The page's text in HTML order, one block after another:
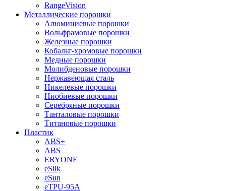
RangeVision
Металлические порошки
Алюминиевые порошки
Вольфрамовые порошки
Железные порошки
Кобальт-хромовые порошки
Медные порошки
Молибденовые порошки
Нержавеющая сталь
Никелевые порошки
Ниобиевые порошки
Серебряные порошки
Танталовые порошки
Титановые порошки
Пластик
ABS+
ABS
ERYONE
eSilk
eSun
eTPU-95A